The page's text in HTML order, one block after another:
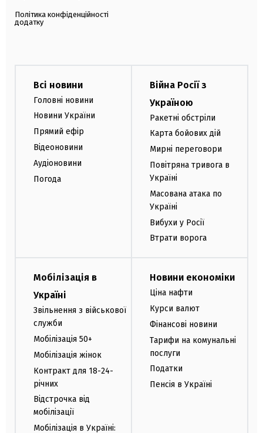
Політика конфіденційності
додатку
Всі новини
Головні новини
Новини України
Прямий ефір
Відеоновини
Аудіоновини
Погода
Війна Росії з
Україною
Ракетні обстріли
Карта бойових дій
Мирні переговори
Повітряна тривога в
Україні
Масована атака по
Україні
Вибухи у Росії
Втрати ворога
Мобілізація в
Україні
Звільнення з військової
служби
Мобілізація 50+
Мобілізація жінок
Контракт для 18-24-
річних
Відстрочка від
мобілізації
Мобілізація в Україні:
Новини економіки
Ціна нафти
Курси валют
Фінансові новини
Тарифи на комунальні
послуги
Податки
Пенсія в Україні